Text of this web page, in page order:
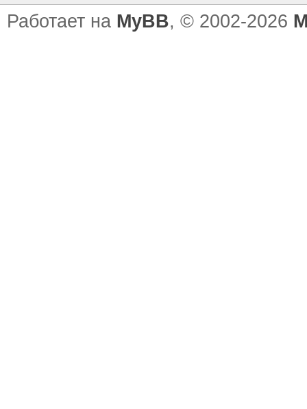
Работает на MyBB, © 2002-2026